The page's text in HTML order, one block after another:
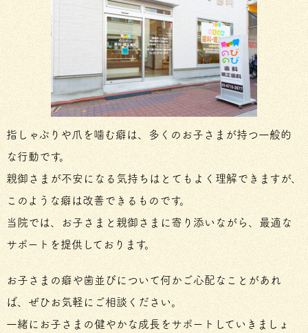
指しゃぶりや爪を噛む癖は、多くのお子さまが持つ一般的
な行動です。
親御さまが不安になる気持ちはとてもよく理解できますが、
このような癖は改善できるものです。
当院では、お子さまと親御さまに寄り添いながら、最適な
サポートを提供しております。
お子さまの癖や歯並びについて何かご心配なことがあれ
ば、ぜひお気軽にご相談ください。
一緒にお子さまの健やかな成長をサポートしていきましょ